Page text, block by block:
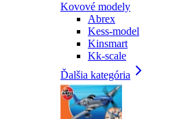
Kovové modely
Abrex
Kess-model
Kinsmart
Kk-scale
Ďalšia kategória